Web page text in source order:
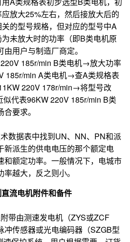
放大25%左右，然后接放大后的
的型号规格，但对应的型号中A
未放大时的功率（即B类电机原
用户与制造厂商定。
185r/min B类电机→放大功率
185r/min A类电机→查A类规格表
220V 178r/min→将型号改
代表96KW 220V 185r/min B类
要求。
数据表中找到UN、NN、PN和派
新派生的供电电压的那个额定电
和额定功率。一般情况下，电城市
越大，反之则小。
流电机附件和备件
带由测速发电机（ZYS或ZCF
冲传感器或光电编码器（SZGB型